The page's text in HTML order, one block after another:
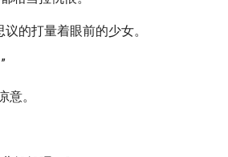
的打量着眼前的少女。
意。